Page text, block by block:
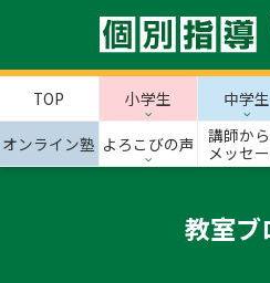
TOP 小学生 中学生
オンライン塾 よろこびの声
講師か
メッセ
教室ブ